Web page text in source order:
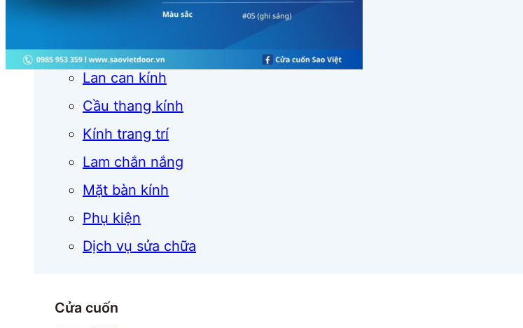
Vách kính
Mái kính
Lan can kính
Cầu thang kính
Kính trang trí
Lam chắn nắng
Mặt bàn kính
Phụ kiện
Dịch vụ sửa chữa
Cửa cuốn